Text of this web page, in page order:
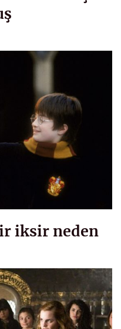
iksir neden